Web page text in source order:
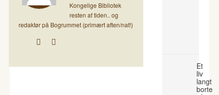
Kongelige Bibliotek
resten af tiden.. og
redaktør på Bogrummet (primært aften/nat!)
Et
liv
langt
borte